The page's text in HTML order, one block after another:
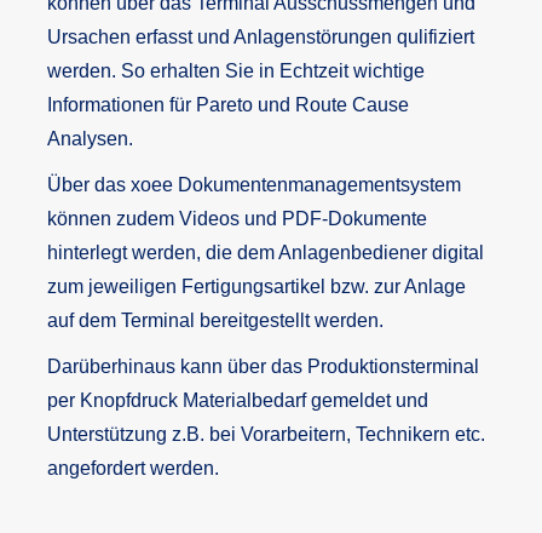
Ursachen erfasst und Anlagenstörungen qulifiziert
werden. So erhalten Sie in Echtzeit wichtige
Informationen für Pareto und Route Cause
Analysen.
Über das xoee Dokumentenmanagementsystem
können zudem Videos und PDF-Dokumente
hinterlegt werden, die dem Anlagenbediener digital
zum jeweiligen Fertigungsartikel bzw. zur Anlage
auf dem Terminal bereitgestellt werden.
Darüberhinaus kann über das Produktionsterminal
per Knopfdruck Materialbedarf gemeldet und
Unterstützung z.B. bei Vorarbeitern, Technikern etc.
angefordert werden.